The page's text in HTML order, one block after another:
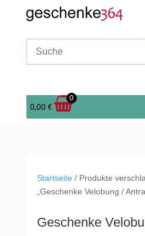
0,00 €
0
Startseite/ Produkte
„Geschenke Velobung /
Geschenke